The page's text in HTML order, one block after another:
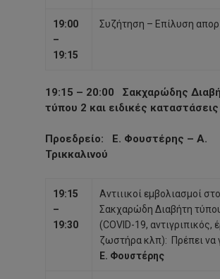
19:00
–
19:15
Συζήτηση – Επίλυση
19:15 – 20:00 Σακχαρώδης
τύπου 2 και ειδικές καταστάσεις
Προεδρείο: Ε. Φουστέρης – Α.
Τρικκαλινού
19:15
–
19:30
Αντιιικοί εμβολιασμοί
Σακχαρώδη Διαβήτη
(COVID-19, αντιγριπικός,
ζωστήρα κλπ): Πρέπει να
Ε. Φουστέρης